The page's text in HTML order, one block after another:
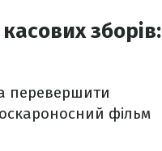
зборів:
перевершити
фільм